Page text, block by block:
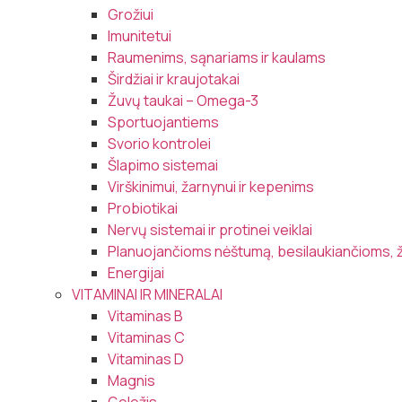
Grožiui
Imunitetui
Raumenims, sąnariams ir kaulams
Širdžiai ir kraujotakai
Žuvų taukai – Omega-3
Sportuojantiems
Svorio kontrolei
Šlapimo sistemai
Virškinimui, žarnynui ir kepenims
Probiotikai
Nervų sistemai ir protinei veiklai
Planuojančioms nėštumą, besilaukiančioms,
Energijai
VITAMINAI IR MINERALAI
Vitaminas B
Vitaminas C
Vitaminas D
Magnis